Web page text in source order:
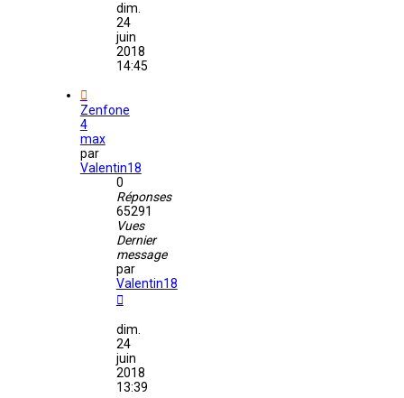
dim.
24
juin
2018
14:45
Zenfone
4
max
par
Valentin18
0
Réponses
65291
Vues
Dernier
message
par
Valentin18
dim.
24
juin
2018
13:39